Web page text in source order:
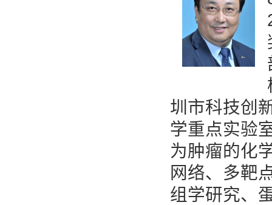
圳市科技创
学重点实验
为肿瘤的化
网络、多靶
组学研究、